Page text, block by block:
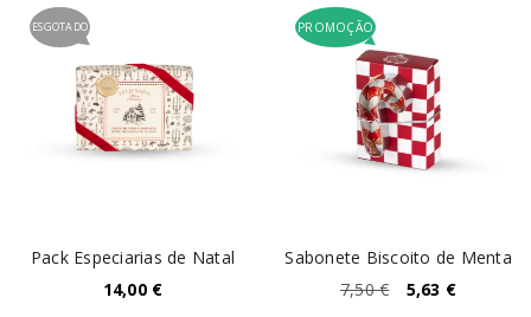
ESGOTADO
Pack Especiarias de Natal
14,00 €
PROMOÇÃO
Sabonete Biscoito de Menta
7,50€ 5,63 €